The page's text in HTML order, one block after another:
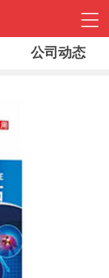
公司动态